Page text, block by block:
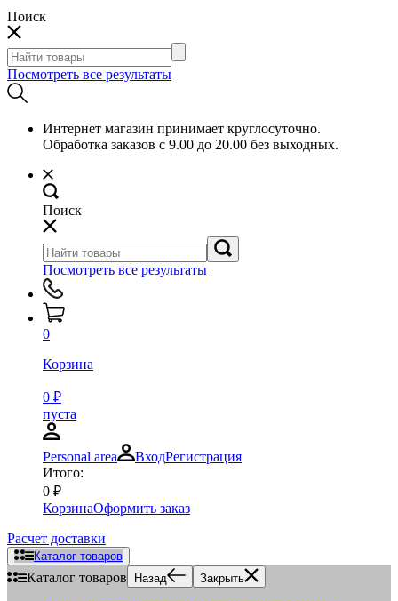
Поиск
Посмотреть все результаты
Интернет магазин принимает круглосуточно.
Обработка заказов с 9.00 до 20.00 без выходных.
Поиск
Посмотреть все результаты
0
Корзина
0 ₽
пуста
Personal area ВходРегистрация
Итого:
0 ₽
КорзинаОформить заказ
Расчет доставки
Каталог товаров
Каталог товаров Назад Закрыть